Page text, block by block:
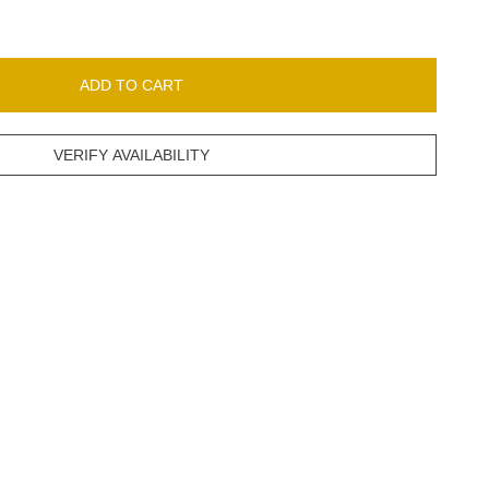
ADD TO CART
VERIFY AVAILABILITY